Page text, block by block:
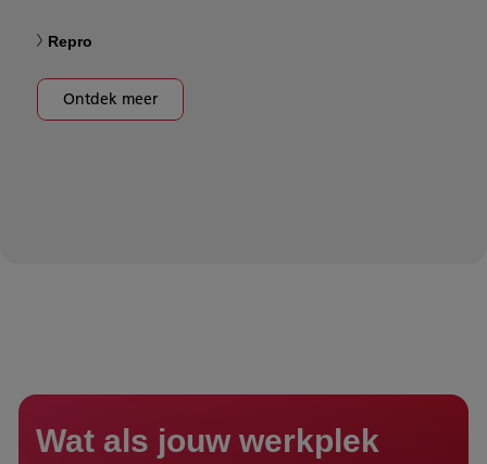
Repro
Ontdek meer
Wat als jouw werkplek